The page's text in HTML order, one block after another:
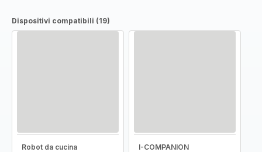
Dispositivi compatibili (19)
Robot da cucina
I-COMPANION